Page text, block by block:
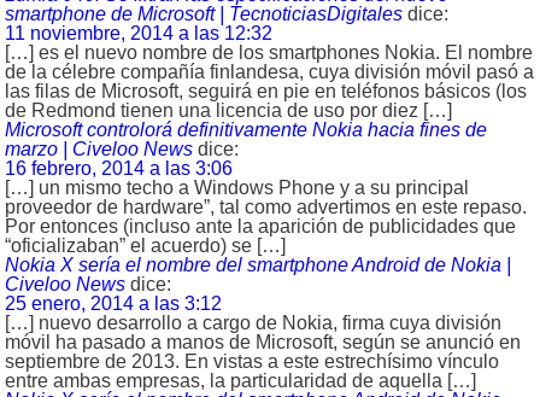
smartphone de Microsoft | TecnoticiasDigitales dice:
11 noviembre, 2014 a las 12:32
[…] es el nuevo nombre de los smartphones Nokia. El nombre
de la célebre compañía finlandesa, cuya división móvil pasó a
las filas de Microsoft, seguirá en pie en teléfonos básicos (los
de Redmond tienen una licencia de uso por diez […]
Microsoft controlorá definitivamente Nokia hacia fines de
marzo | Civeloo News dice:
16 febrero, 2014 a las 3:06
[…] un mismo techo a Windows Phone y a su principal
proveedor de hardware”, tal como advertimos en este repaso.
Por entonces (incluso ante la aparición de publicidades que
“oficializaban” el acuerdo) se […]
Nokia X sería el nombre del smartphone Android de Nokia |
Civeloo News dice:
25 enero, 2014 a las 3:12
[…] nuevo desarrollo a cargo de Nokia, firma cuya división
móvil ha pasado a manos de Microsoft, según se anunció en
septiembre de 2013. En vistas a este estrechísimo vínculo
entre ambas empresas, la particularidad de aquella […]